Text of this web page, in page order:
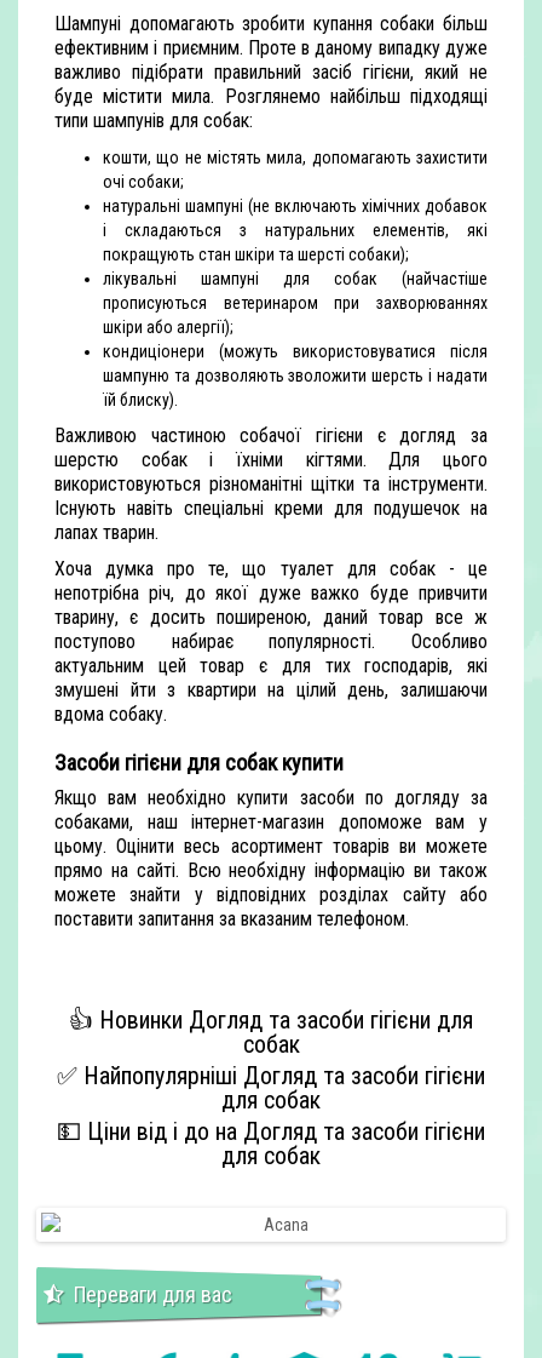
Шампуні допомагають зробити купання собаки більш
ефективним і приємним. Проте в даному випадку дуже
важливо підібрати правильний засіб гігієни, який не
буде містити мила. Розглянемо найбільш підходящі
типи шампунів для собак:
кошти, що не містять мила, допомагають захистити
очі собаки;
натуральні шампуні (не включають хімічних добавок
і складаються з натуральних елементів, які
покращують стан шкіри та шерсті собаки);
лікувальні шампуні для собак (найчастіше
прописуються ветеринаром при захворюваннях
шкіри або алергії);
кондиціонери (можуть використовуватися після
шампуню та дозволяють зволожити шерсть і надати
їй блиску).
Важливою частиною собачої гігієни є догляд за
шерстю собак і їхніми кігтями. Для цього
використовуються різноманітні щітки та інструменти.
Існують навіть спеціальні креми для подушечок на
лапах тварин.
Хоча думка про те, що туалет для собак - це
непотрібна річ, до якої дуже важко буде привчити
тварину, є досить поширеною, даний товар все ж
поступово набирає популярності. Особливо
актуальним цей товар є для тих господарів, які
змушені йти з квартири на цілий день, залишаючи
вдома собаку.
Засоби гігієни для собак купити
Якщо вам необхідно купити засоби по догляду за
собаками, наш інтернет-магазин допоможе вам у
цьому. Оцінити весь асортимент товарів ви можете
прямо на сайті. Всю необхідну інформацію ви також
можете знайти у відповідних розділах сайту або
поставити запитання за вказаним телефоном.
👍 Новинки Догляд та засоби гігієни для
собак
✅ Найпопулярніші Догляд та засоби гігієни
для собак
💵 Ціни від і до на Догляд та засоби гігієни
для собак
Переваги для вас